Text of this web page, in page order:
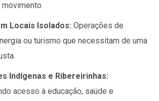
Locais Isolados: Operações de
ou turismo que necessitam de uma
Indígenas e Ribereirinhas:
acesso à educação, saúde e